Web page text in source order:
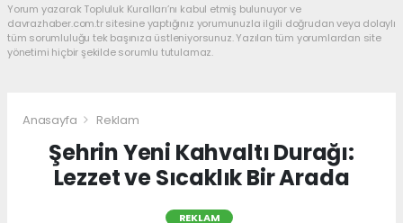
Yorum yazarak Topluluk Kuralları’nı kabul etmiş bulunuyor ve
davrazhaber.com.tr sitesine yaptığınız yorumunuzla ilgili doğrudan veya dolaylı
tüm sorumluluğu tek başınıza üstleniyorsunuz. Yazılan tüm yorumlardan site
yönetimi hiçbir şekilde sorumlu tutulamaz.
Anasayfa Reklam
Şehrin Yeni Kahvaltı Durağı:
Lezzet ve Sıcaklık Bir Arada
REKLAM